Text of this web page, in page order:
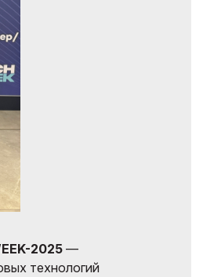
2025 —
технологий